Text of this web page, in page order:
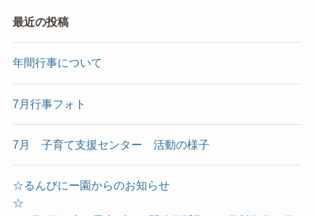
最近の投稿
年間行事について
7月行事フォト
7月 子育て支援センター 活動の様子
☆るんびにー園からのお知らせ
☆